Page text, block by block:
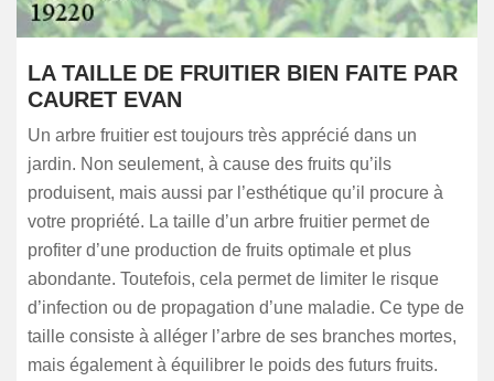
LA TAILLE DE FRUITIER BIEN FAITE PAR
CAURET EVAN
Un arbre fruitier est toujours très apprécié dans un
jardin. Non seulement, à cause des fruits qu’ils
produisent, mais aussi par l’esthétique qu’il procure à
votre propriété. La taille d’un arbre fruitier permet de
profiter d’une production de fruits optimale et plus
abondante. Toutefois, cela permet de limiter le risque
d’infection ou de propagation d’une maladie. Ce type de
taille consiste à alléger l’arbre de ses branches mortes,
mais également à équilibrer le poids des futurs fruits.